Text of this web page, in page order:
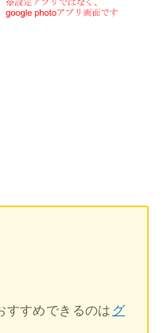
すすめできるのは グ